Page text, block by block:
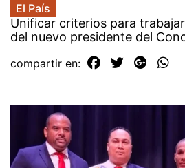
El País
Unificar criterios para
del nuevo presidente del
compartir en: